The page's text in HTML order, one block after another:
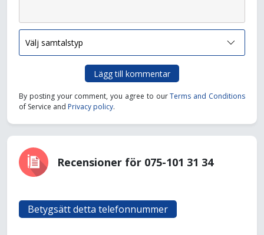
Lägg till kommentar
By posting your comment, you agree to ourTerms and Conditions
of Service and Privacy policy.
Recensioner för 075-101 31 34
Betygsätt detta telefonnummer